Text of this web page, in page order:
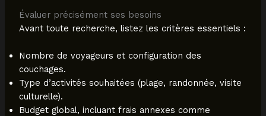
Évaluer précisément ses besoins
Avant toute recherche, listez les critères essentiels :
Nombre de voyageurs et configuration des
couchages.
Type d’activités souhaitées (plage, randonnée, visite
culturelle).
Budget global, incluant frais annexes comme